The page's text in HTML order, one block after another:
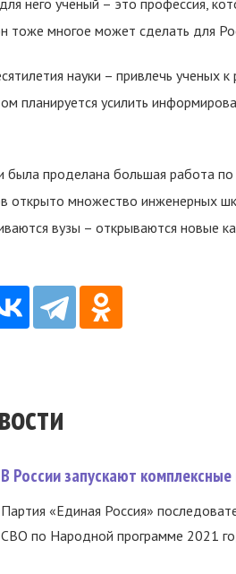
него ученый – это профессия,
тоже многое может сделать для
науки – привлечь
планируется усилить
была проделана большая работа
открыто множество инженерных
вузы – открываются новые
В России запускают
Партия «Единая Россия»
СВО по Народной программе 2021